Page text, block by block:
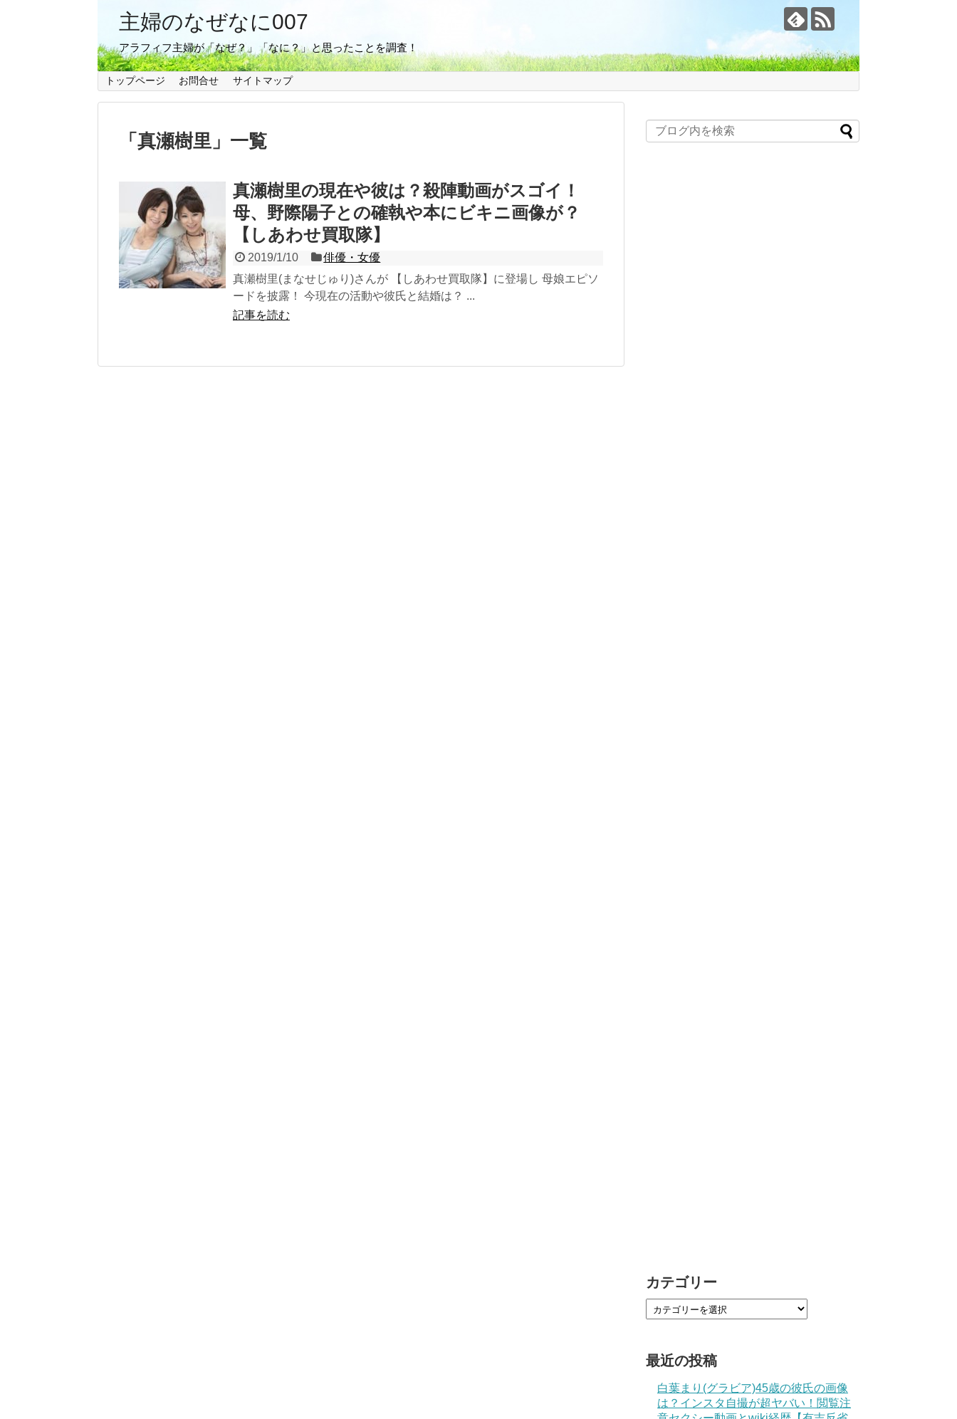
主婦のなぜなに007
アラフィフ主婦が「なぜ？」「なに？」と思ったことを調査！
トップページ お問合せ サイトマップ
「 真瀬樹里 」 一覧
真瀬樹里の現在や彼は？殺陣動画がスゴイ！
母、野際陽子との確執や本にビキニ画像が？
【しあわせ買取隊】
2019/1/10
俳優・女優
真瀬樹里(まなせじゅり)さんが 【しあわせ買取隊】に登場し 母娘エピソ
ードを披露！ 今現在の活動や彼氏と結婚は？ ...
記事を読む
カテゴリー
最近の投稿
白葉まり(グラビア)45歳の彼氏の画像
は？インスタ自撮が超ヤバい！閲覧注